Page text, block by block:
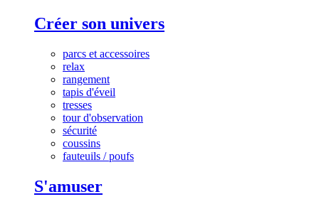
Créer son univers
parcs et accessoires
relax
rangement
tapis d'éveil
tresses
tour d'observation
sécurité
coussins
fauteuils / poufs
S'amuser